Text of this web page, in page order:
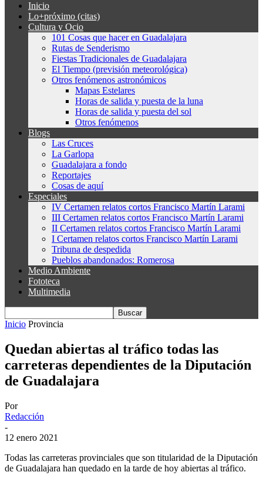
Inicio
Lo+próximo (citas)
Cultura y Ocio
101 Cosas que hacer en Guadalajara
Rutas de Senderismo
Fiestas Tradicionales de Guadalajara
El Tiempo (previsión meteorológica)
Otros fenómenos astronómicos
Mapas Estelares
Horas de salida y puesta de la luna
Horas de salida y puesta del sol
Otros fenómenos
Blogs
Las Cruces
La Garlopa
Guadalajara a fondo
Reportajes
Cosas de aquí
Especiales
IV Certamen relatos cortos Francisco Martín Larami
III Certamen relatos cortos Francisco Martín Larami
II Certamen relatos cortos Francisco Martín Larami
I Certamen relatos cortos Francisco Martín Larami
Tribuna de despedida
Pueblos abandonados: Romerosa
Medio Ambiente
Fototeca
Multimedia
Inicio Provincia
Quedan abiertas al tráfico todas las
carreteras dependientes de la Diputación
de Guadalajara
Por
Redacción
-
12 enero 2021
Todas las carreteras provinciales que son titularidad de la Diputación
de Guadalajara han quedado en la tarde de hoy abiertas al tráfico.